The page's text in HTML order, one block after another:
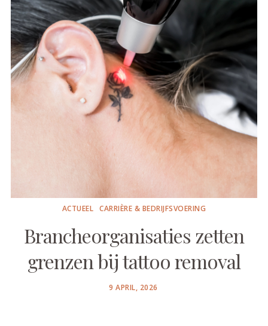
ACTUEEL CARRIÈRE & BEDRIJFSVOERING
Brancheorganisaties zetten
grenzen bij tattoo removal
POSTED
9 APRIL, 2026